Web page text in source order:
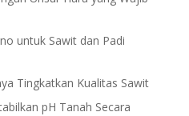
untuk Sawit dan Padi
Tingkatkan Kualitas Sawit
pH Tanah Secara